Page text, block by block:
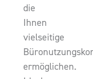
die
Ihnen
vielseitige
ermöglichen.